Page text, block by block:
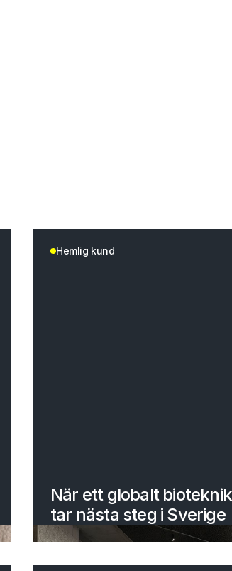
Hemlig kund
När ett globalt
tar nästa steg i Sverige